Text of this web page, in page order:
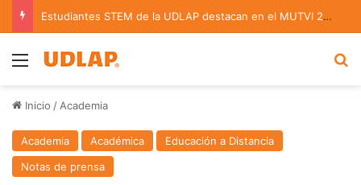
Estudiantes STEM de la UDLAP destacan en el MUTVI 2026
Menu
Inicio / Academia
Academia Académica
Educación a Distancia
Notas de prensa